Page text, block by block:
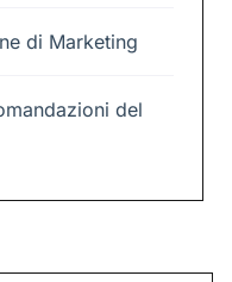
di Marketing
del